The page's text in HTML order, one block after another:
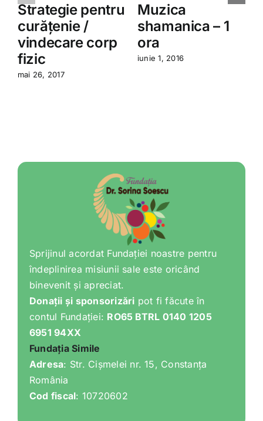
Strategie pentru
curățenie /
vindecare corp
fizic
mai 26, 2017
Muzica
shamanica – 1
ora
iunie 1, 2016
Sprijinul acordat Fundației noastre pentru
îndeplinirea misiunii sale este oricând
binevenit și apreciat.
Donații și sponsorizări pot fi făcute în
contul Fundației: RO65 BTRL 0140 1205
6951 94XX
Fundația Simile
Adresa: Str. Cișmelei nr. 15, Constanța
România
Cod fiscal: 10720602